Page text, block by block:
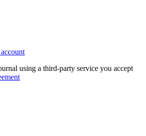
using a third-party service you accept